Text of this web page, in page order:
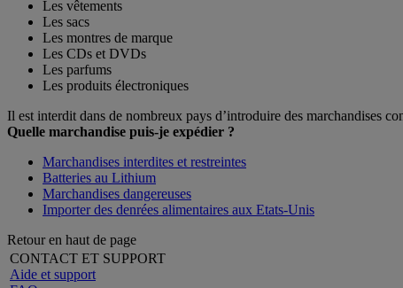
Les vêtements
Les sacs
Les montres de marque
Les CDs et DVDs
Les parfums
Les produits électroniques
Il est interdit dans de nombreux pays d’introduire des marchandises
Quelle marchandise puis-je expédier ?
Marchandises interdites et restreintes
Batteries au Lithium
Marchandises dangereuses
Importer des denrées alimentaires aux Etats-Unis
Retour en haut de page
CONTACT ET SUPPORT
Aide et support